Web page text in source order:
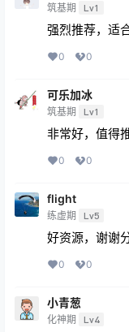
筑基期 Lv1
强烈推荐，适
0 0
可乐加冰
筑基期 Lv1
非常好，值得
0 0
flight
练虚期 Lv5
好资源，谢谢
0 0
小青葱
化神期 Lv4